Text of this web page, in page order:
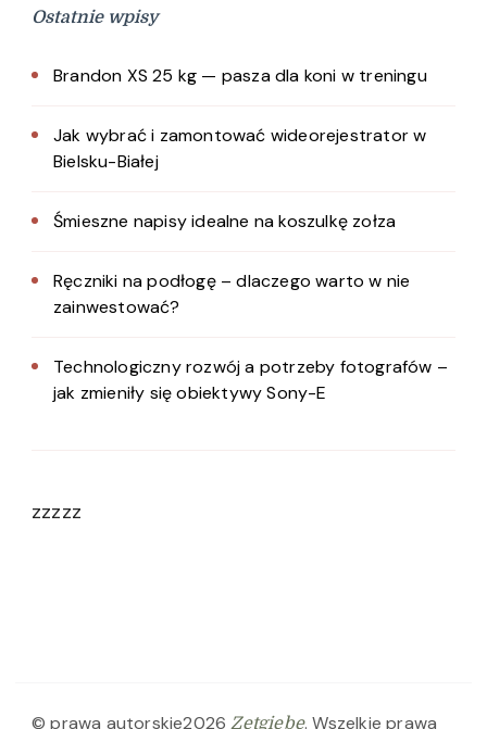
Ostatnie wpisy
Brandon XS 25 kg — pasza dla koni w treningu
Jak wybrać i zamontować wideorejestrator w
Bielsku-Białej
Śmieszne napisy idealne na koszulkę zołza
Ręczniki na podłogę – dlaczego warto w nie
zainwestować?
Technologiczny rozwój a potrzeby fotografów –
jak zmieniły się obiektywy Sony-E
zzzzz
© prawa autorskie2026Zetgiebe. Wszelkie prawa